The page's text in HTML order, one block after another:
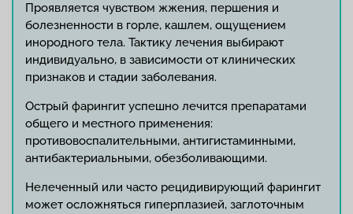
Проявляется чувством жжения, першения и
болезненности в горле, кашлем, ощущением
инородного тела. Тактику лечения выбирают
индивидуально, в зависимости от клинических
признаков и стадии заболевания.
Острый фарингит успешно лечится препаратами
общего и местного применения:
противовоспалительными, антигистаминными,
антибактериальными, обезболивающими.
Нелеченный или часто рецидивирующий фарингит
может осложняться гиперплазией, заглоточным